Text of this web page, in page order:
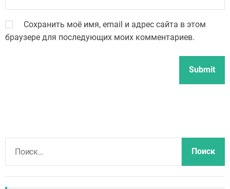
Сохранить моё имя, email и адрес сайта в этом
браузере для последующих моих комментариев.
й